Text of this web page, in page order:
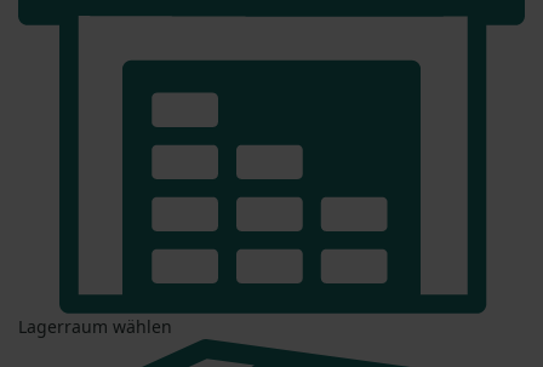
Lagerraum wählen